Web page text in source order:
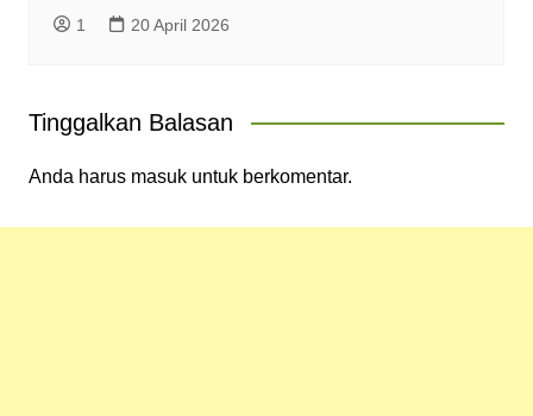
1 20 April 2026
Tinggalkan Balasan
Anda harus masukuntuk berkomentar.